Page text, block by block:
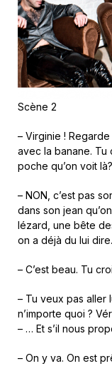
Scène 2
– Virginie !
avec la banane. Tu
poche qu’on voit là?
– NON, c’est pas
dans son jean
lézard, une bête
on a déjà du lui dire.
– C’est beau. Tu
– Tu veux pas aller
n’importe quoi ?
– … Et s’il nous
– On y va. On est